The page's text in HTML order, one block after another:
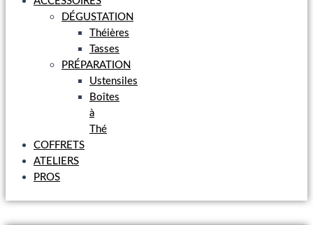
DÉGUSTATION
Théières
Tasses
PRÉPARATION
Ustensiles
Boîtes
à
Thé
COFFRETS
ATELIERS
PROS